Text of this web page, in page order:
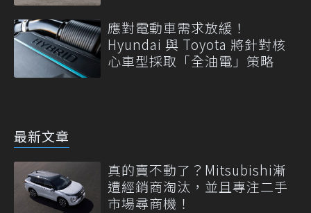
應對電動車需求放緩！
Hyundai 與 Toyota 將針對核
心車型採取「全油電」策略
最新文章
真的賣不動了？Mitsubishi漸
遭經銷商淘汰，並且專注二手
市場尋商機！